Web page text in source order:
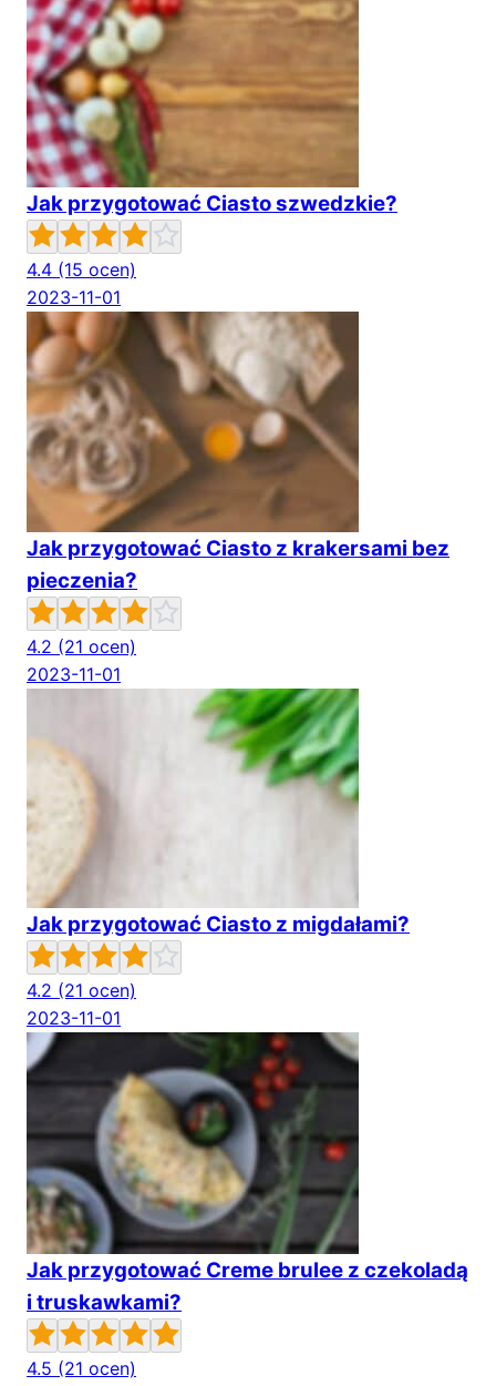
Jak przygotować Ciasto szwedzkie?
4.4 (15 ocen)
2023-11-01
Jak przygotować Ciasto z krakersami bez
pieczenia?
4.2 (21 ocen)
2023-11-01
Jak przygotować Ciasto z migdałami?
4.2 (21 ocen)
2023-11-01
Jak przygotować Creme brulee z czekoladą
i truskawkami?
4.5 (21 ocen)